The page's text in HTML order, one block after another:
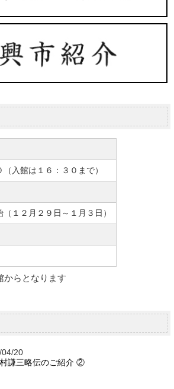
入館は１６：３０まで）
１２月２９日～１月３日）
からとなります
04/20
謙三略伝のご紹介 ②